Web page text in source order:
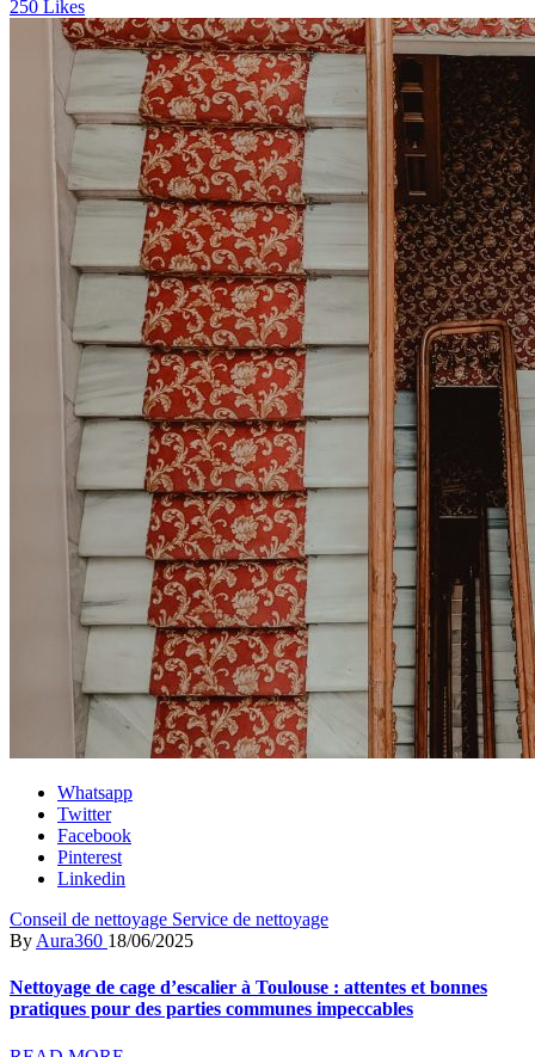
250 Likes
Whatsapp
Twitter
Facebook
Pinterest
Linkedin
Conseil de nettoyage Service de nettoyage
By Aura360 18/06/2025
Nettoyage de cage d’escalier à Toulouse : attentes et bonnes
pratiques pour des parties communes impeccables